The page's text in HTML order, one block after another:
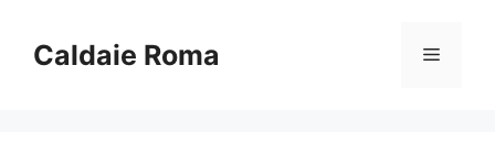
contenuto
Caldaie Roma Menu